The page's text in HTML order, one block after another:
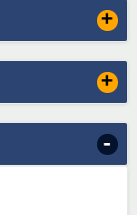
+
+
-